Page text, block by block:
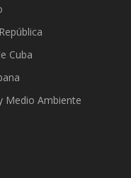
Cuba
Medio Ambiente